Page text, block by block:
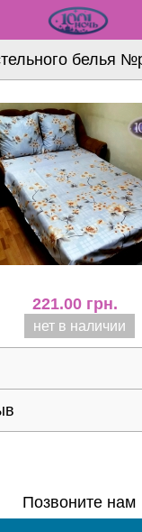
белья
221.00 грн.
нет в наличии
Позвоните нам